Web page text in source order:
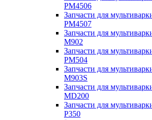
PM4506
Запчасти для
PM4507
Запчасти для
M902
Запчасти для
PM504
Запчасти для
M903S
Запчасти для
MD200
Запчасти для
P350